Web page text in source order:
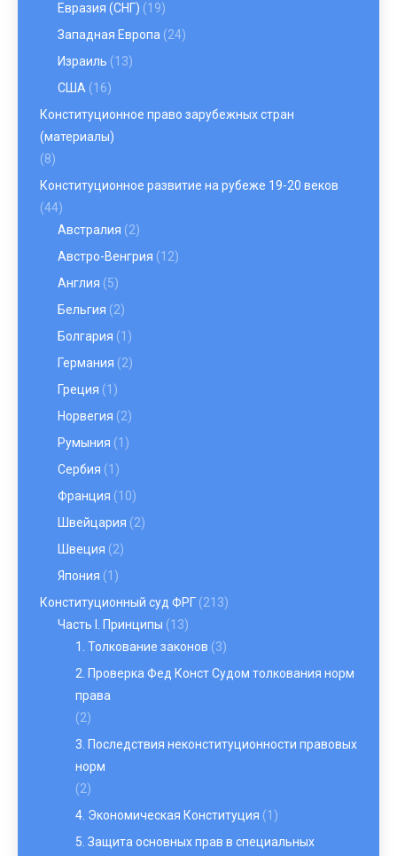
Евразия (СНГ) (19)
Западная Европа (24)
Израиль (13)
США (16)
Конституционное право зарубежных стран
(материалы)
(8)
Конституционное развитие на рубеже 19-20 веков
(44)
Австралия (2)
Австро-Венгрия (12)
Англия (5)
Бельгия (2)
Болгария (1)
Германия (2)
Греция (1)
Норвегия (2)
Румыния (1)
Сербия (1)
Франция (10)
Швейцария (2)
Швеция (2)
Япония (1)
Конституционный суд ФРГ (213)
Часть I. Принципы (13)
1. Толкование законов (3)
2. Проверка Фед Конст Судом толкования норм
права
(2)
3. Последствия неконституционности правовых
норм
(2)
4. Экономическая Конституция (1)
5. Защита основных прав в специальных